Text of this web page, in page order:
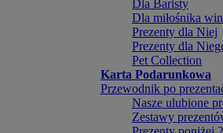
Dla Baristy
Dla miłośnika
Prezenty dla Niej
Prezenty dla
Pet Collection
Karta Podarunkowa
Przewodnik po
Nasze ulubione
Zestawy